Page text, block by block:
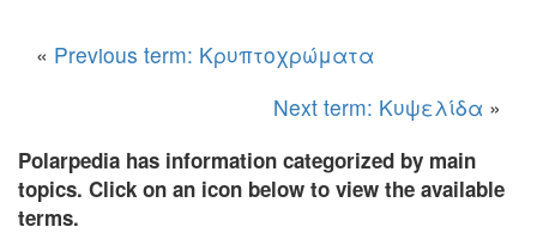
« Previous term: Κρυπτοχρώματα
Next term: Κυψελίδα »
Polarpedia has information categorized by main
topics. Click on an icon below to view the available
terms.